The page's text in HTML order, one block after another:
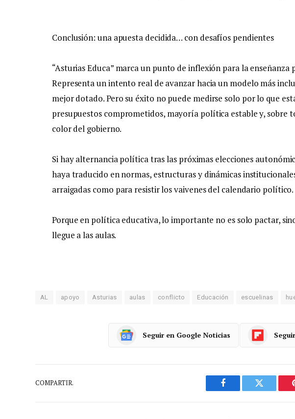
Conclusión: una apuesta decidida… con desafíos pendientes
“Asturias Educa” marca un punto de inflexión para la enseñanza
Representa un intento real de avanzar hacia un modelo más
mejor dotado. Pero su éxito no puede medirse solo por lo que
presupuestos comprometidos, mayoría política estable y, sobre
color del gobierno.
Si hay alternancia política tras las próximas elecciones
haya traducido en normas, estructuras y dinámicas
arraigadas como para resistir los vaivenes del calendario político.
Porque en política educativa, lo importante no es solo pactar,
llegue a las aulas.
AL apoyo Asturias aulas conflicto Educación escuelinas
Seguir en Google Noticias
COMPARTIR.
Facebook Gorjeo